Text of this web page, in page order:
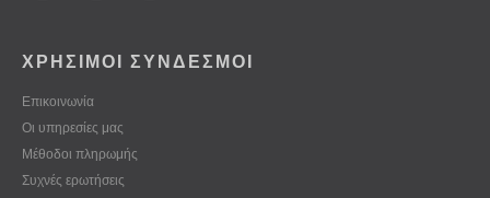
ΧΡΗΣΙΜΟΙ ΣΥΝΔΕΣΜΟΙ
Επικοινωνία
Οι υπηρεσίες μας
Μέθοδοι πληρωμής
Συχνές ερωτήσεις